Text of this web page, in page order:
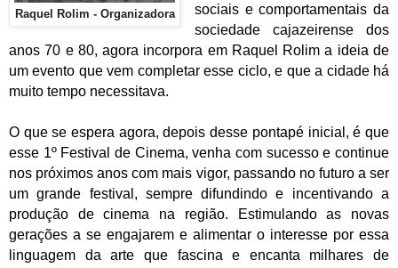
Raquel Rolim - Organizadora
sociais e comportamentais da
sociedade cajazeirense dos
anos 70 e 80, agora incorpora em Raquel Rolim a ideia de
um evento que vem completar esse ciclo, e que a cidade há
muito tempo necessitava.
O que se espera agora, depois desse pontapé inicial, é que
esse 1º Festival de Cinema, venha com sucesso e continue
nos próximos anos com mais vigor, passando no futuro a ser
um grande festival, sempre difundindo e incentivando a
produção de cinema na região. Estimulando as novas
gerações a se engajarem e alimentar o interesse por essa
linguagem da arte que fascina e encanta milhares de